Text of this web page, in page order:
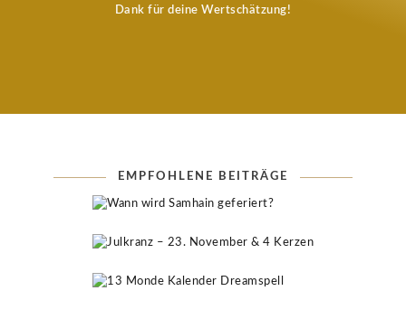
Dank für deine Wertschätzung!
EMPFOHLENE BEITRÄGE